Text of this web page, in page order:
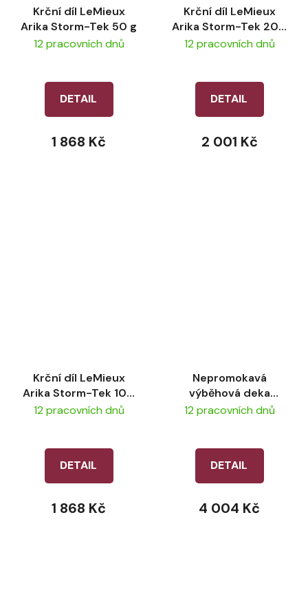
Krční díl LeMieux
Arika Storm-Tek 50 g
12 pracovních dnů
DETAIL
1 868 Kč
Krční díl LeMieux
Arika Storm-Tek 200
g
12 pracovních dnů
DETAIL
2 001 Kč
Krční díl LeMieux
Arika Storm-Tek 100
g
12 pracovních dnů
DETAIL
1 868 Kč
Nepromokavá
výběhová deka
LeMieux Arika Ripstop
12 pracovních dnů
DETAIL
4 004 Kč